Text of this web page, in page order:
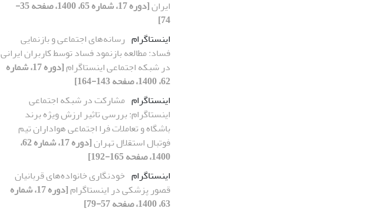
ایران
[دوره 17، شماره 65، 1400، صفحه 35-
74]
اینستاگرام رسانه‌های اجتماعی و بازنمایی
فساد: مطالعه بازنمود فساد توسط کاربران ایرانی
در شبکه اجتماعی اینستاگرام
[دوره 17، شماره
62، 1400، صفحه 143-164]
اینستاگرام مشارکت در شبکه اجتماعی
اینستاگرام: بررسی تاثیر ارزش ویژه برند
باشگاه و تعاملات فرا اجتماعی هواداران تیم
فوتبال استقلال تهران
[دوره 17، شماره 62،
1400، صفحه 165-192]
اینستاگرام خودنگاری خانواده‌های قربانیان
قصور پزشکی در اینستاگرام
[دوره 17، شماره
63، 1400، صفحه 57-79]